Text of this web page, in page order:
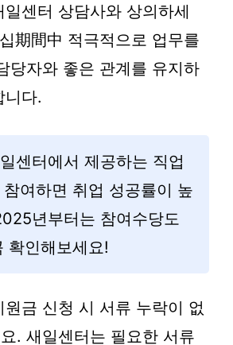
센터 상담사와 상의하세
期間中 적극적으로 업무를
당자와 좋은 관계를 유지하
니다.
센터에서 제공하는 직업
참여하면 취업 성공률이 높
년부터는 참여수당도
확인해보세요!
금 신청 시 서류 누락이 없
. 새일센터는 필요한 서류